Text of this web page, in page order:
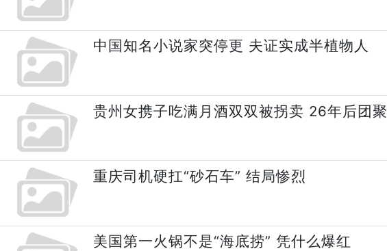
中国知名小说家突停更 夫证实成半植物人
贵州女携子吃满月酒双双被拐卖 26年后团聚
重庆司机硬扛“砂石车” 结局惨烈
美国第一火锅不是“海底捞” 凭什么爆红